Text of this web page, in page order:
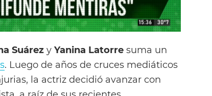
Suárez y Yanina Latorre suma un
. Luego de años de cruces mediáticos
la actriz decidió avanzar con